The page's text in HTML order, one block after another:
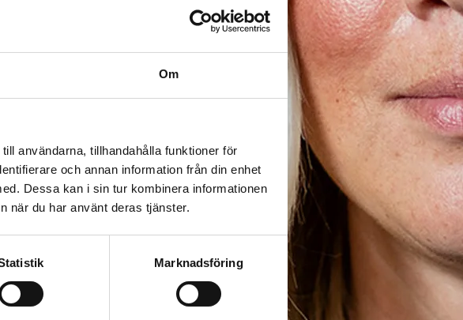
Om
användarna, tillhandahålla funktioner för
och annan information från din enhet
Dessa kan i sin tur kombinera informationen
när du har använt deras tjänster.
Marknadsföring